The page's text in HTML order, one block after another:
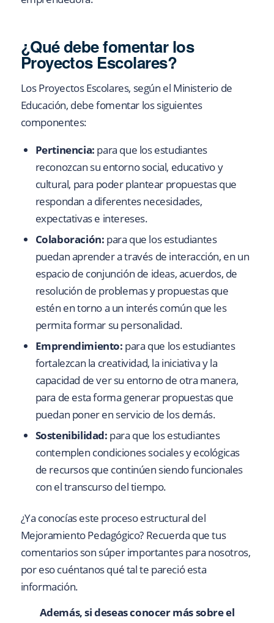
¿Qué debe fomentar los
Proyectos Escolares?
Los Proyectos Escolares, según el Ministerio de
Educación, debe fomentar los siguientes
componentes:
Pertinencia: para que los estudiantes
reconozcan su entorno social, educativo y
cultural, para poder plantear propuestas que
respondan a diferentes necesidades,
expectativas e intereses.
Colaboración: para que los estudiantes
puedan aprender a través de interacción, en un
espacio de conjunción de ideas, acuerdos, de
resolución de problemas y propuestas que
estén en torno a un interés común que les
permita formar su personalidad.
Emprendimiento: para que los estudiantes
fortalezcan la creatividad, la iniciativa y la
capacidad de ver su entorno de otra manera,
para de esta forma generar propuestas que
puedan poner en servicio de los demás.
Sostenibilidad: para que los estudiantes
contemplen condiciones sociales y ecológicas
de recursos que continúen siendo funcionales
con el transcurso del tiempo.
¿Ya conocías este proceso estructural del
Mejoramiento Pedagógico? Recuerda que tus
comentarios son súper importantes para nosotros,
por eso cuéntanos qué tal te pareció esta
información.
Además, si deseas conocer más sobre el